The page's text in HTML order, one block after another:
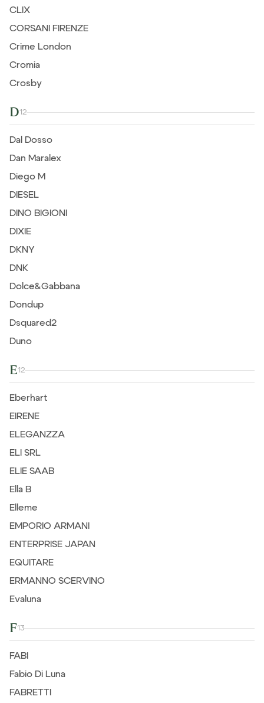
CLIX
CORSANI FIRENZE
Crime London
Cromia
Crosby
D12
Dal Dosso
Dan Maralex
Diego M
DIESEL
DINO BIGIONI
DIXIE
DKNY
DNK
Dolce&Gabbana
Dondup
Dsquared2
Duno
E12
Eberhart
EIRENE
ELEGANZZA
ELI SRL
ELIE SAAB
Ella B
Elleme
EMPORIO ARMANI
ENTERPRISE JAPAN
EQUITARE
ERMANNO SCERVINO
Evaluna
F13
FABI
Fabio Di Luna
FABRETTI